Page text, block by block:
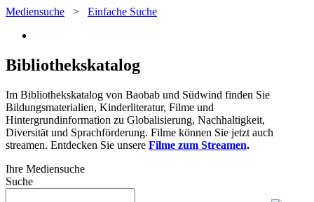
Mediensuche > Einfache Suche
Bibliothekskatalog
Im Bibliothekskatalog von Baobab und Südwind finden Sie
Bildungsmaterialien, Kinderliteratur, Filme und
Hintergrundinformation zu Globalisierung, Nachhaltigkeit,
Diversität und Sprachförderung. Filme können Sie jetzt auch
streamen. Entdecken Sie unsere Filme zum Streamen.
Ihre Mediensuche
Suche